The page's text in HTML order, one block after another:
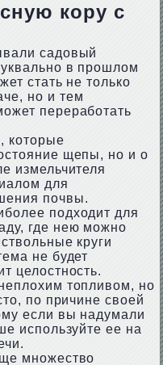
кору с
садовый
в прошлом
стать не только
но и тем
переработать
которые
щепы, но и о
измельчителя
для
почвы.
подходит для
где нею можно
круги
не будет
целостность.
топливом, но
по причине своей
если вы надумали
используйте ее на
множество